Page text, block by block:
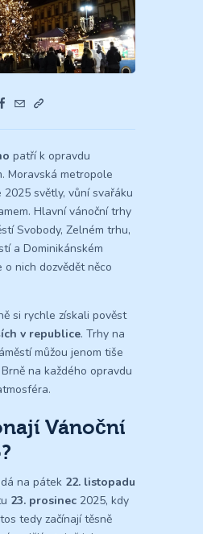
patří k opravdu
Moravská metropole
světly, vůní svařáku
Hlavní vánoční trhy
Svobody, Zelném trhu,
a Dominikánském
o nich dozvědět něco
si rychle získali pověst
v republice. Trhy na
můžou jenom tiše
na každého opravdu
Vánoční
na pátek 22. listopadu
23. prosinec 2025, kdy
tedy začínají těsně